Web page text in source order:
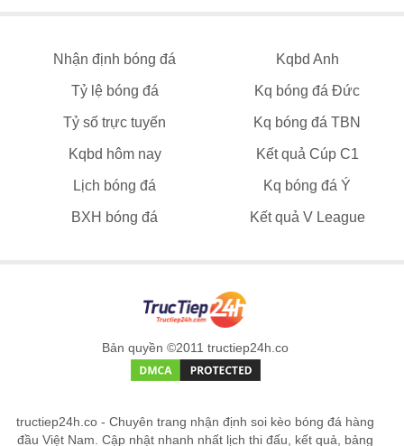
Nhận định bóng đá Kqbd Anh
Tỷ lệ bóng đá Kq bóng đá Đức
Tỷ số trực tuyến Kq bóng đá TBN
Kqbd hôm nay Kết quả Cúp C1
Lịch bóng đá Kq bóng đá Ý
BXH bóng đá Kết quả V League
Bản quyền ©2011 tructiep24h.co
tructiep24h.co - Chuyên trang nhận định soi kèo bóng đá hàng
đầu Việt Nam. Cập nhật nhanh nhất lịch thi đấu, kết quả, bảng